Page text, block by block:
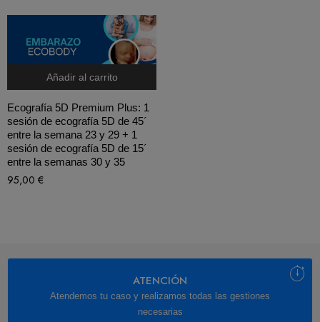
Añadir al carrito
Ecografía 5D Premium Plus: 1
sesión de ecografía 5D de 45´
entre la semana 23 y 29 + 1
sesión de ecografía 5D de 15´
entre la semanas 30 y 35
95,00 €
ATENCIÓN
Atendemos tu caso y realizamos todas las gestiones
necesarias